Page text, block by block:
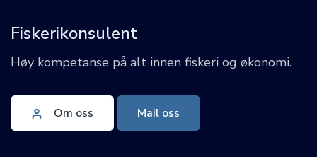
Fiskerikonsulent
Høy kompetanse på alt innen fiskeri og økonomi.
Om oss Mail oss